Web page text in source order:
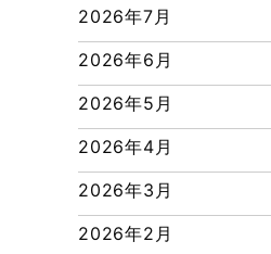
2026年7月
2026年6月
2026年5月
2026年4月
2026年3月
2026年2月